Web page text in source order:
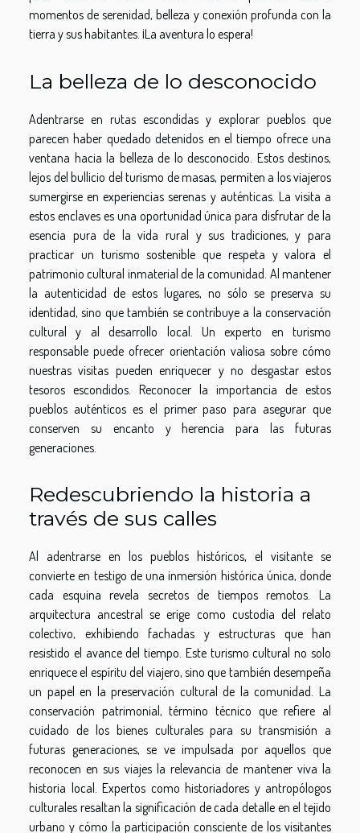
momentos de serenidad, belleza y conexión profunda con la
tierra y sus habitantes. ¡La aventura lo espera!
La belleza de lo desconocido
Adentrarse en rutas escondidas y explorar pueblos que
parecen haber quedado detenidos en el tiempo ofrece una
ventana hacia la belleza de lo desconocido. Estos destinos,
lejos del bullicio del turismo de masas, permiten a los viajeros
sumergirse en experiencias serenas y auténticas. La visita a
estos enclaves es una oportunidad única para disfrutar de la
esencia pura de la vida rural y sus tradiciones, y para
practicar un turismo sostenible que respeta y valora el
patrimonio cultural inmaterial de la comunidad. Al mantener
la autenticidad de estos lugares, no sólo se preserva su
identidad, sino que también se contribuye a la conservación
cultural y al desarrollo local. Un experto en turismo
responsable puede ofrecer orientación valiosa sobre cómo
nuestras visitas pueden enriquecer y no desgastar estos
tesoros escondidos. Reconocer la importancia de estos
pueblos auténticos es el primer paso para asegurar que
conserven su encanto y herencia para las futuras
generaciones.
Redescubriendo la historia a
través de sus calles
Al adentrarse en los pueblos históricos, el visitante se
convierte en testigo de una inmersión histórica única, donde
cada esquina revela secretos de tiempos remotos. La
arquitectura ancestral se erige como custodia del relato
colectivo, exhibiendo fachadas y estructuras que han
resistido el avance del tiempo. Este turismo cultural no solo
enriquece el espíritu del viajero, sino que también desempeña
un papel en la preservación cultural de la comunidad. La
conservación patrimonial, término técnico que refiere al
cuidado de los bienes culturales para su transmisión a
futuras generaciones, se ve impulsada por aquellos que
reconocen en sus viajes la relevancia de mantener viva la
historia local. Expertos como historiadores y antropólogos
culturales resaltan la significación de cada detalle en el tejido
urbano y cómo la participación consciente de los visitantes